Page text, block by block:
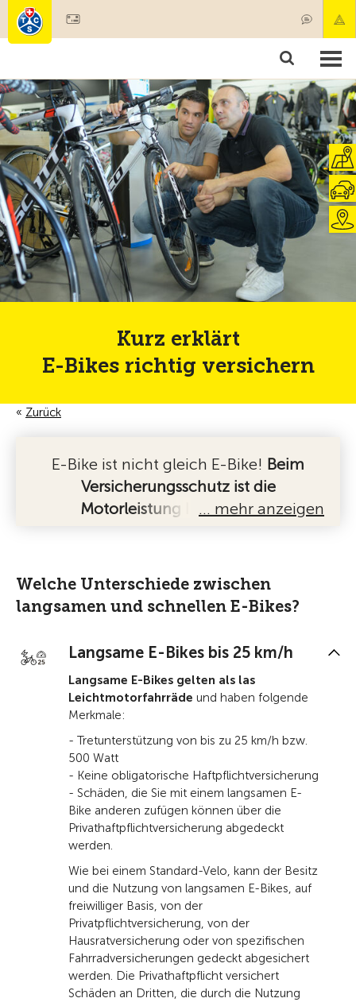
Mitgliedschaft & Leistungen
Test, Sicherheit & Gesundheit
Kurz erklärt
E-Bikes richtig versichern
Zurück
E-Bike ist nicht gleich E-Bike! Beim
Versicherungsschutz ist die
Motorleistung Ihres E-Bikes
es als Leichtmotorfahrrad und der
Versicherungsschutz ist mit dem eines
normalen Fahrrades vergleichbar. Hat
Ihr E-Bike eine Tretunterstützung von
bis zu 45 km/h, dann geht es um ein
schnelles E-Bike, welches in die
Kategorie der Motorfahrzeuge fällt.
… mehr anzeigen
Welche Unterschiede zwischen
langsamen und schnellen E-Bikes?
Langsame E-Bikes bis 25 km/h
Langsame E-Bikes gelten als las
Leichtmotorfahrräde und haben folgende
Merkmale:
- Tretunterstützung von bis zu 25 km/h bzw.
500 Watt
- Keine obligatorische Haftpflichtversicherung
- Schäden, die Sie mit einem langsamen E-
Bike anderen zufügen können über die
Privathaftpflichtversicherung abgedeckt
werden.
Wie bei einem Standard-Velo, kann der Besitz
und die Nutzung von langsamen E-Bikes, auf
freiwilliger Basis, von der
Privatpflichtversicherung, von der
Hausratversicherung oder von spezifischen
Fahrradversicherungen gedeckt abgesichert
werden. Die Privathaftpflicht versichert
Schäden an Dritten, die durch die Nutzung